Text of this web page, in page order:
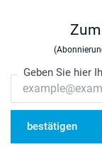
Geben Sie hier
bestätigen